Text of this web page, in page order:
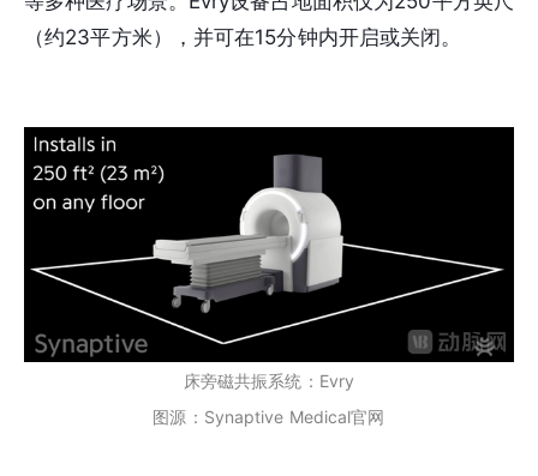
（约23平方米），并可在15分钟内开启或关闭。
床旁磁共振系统：Evry
图源：Synaptive Medical官网